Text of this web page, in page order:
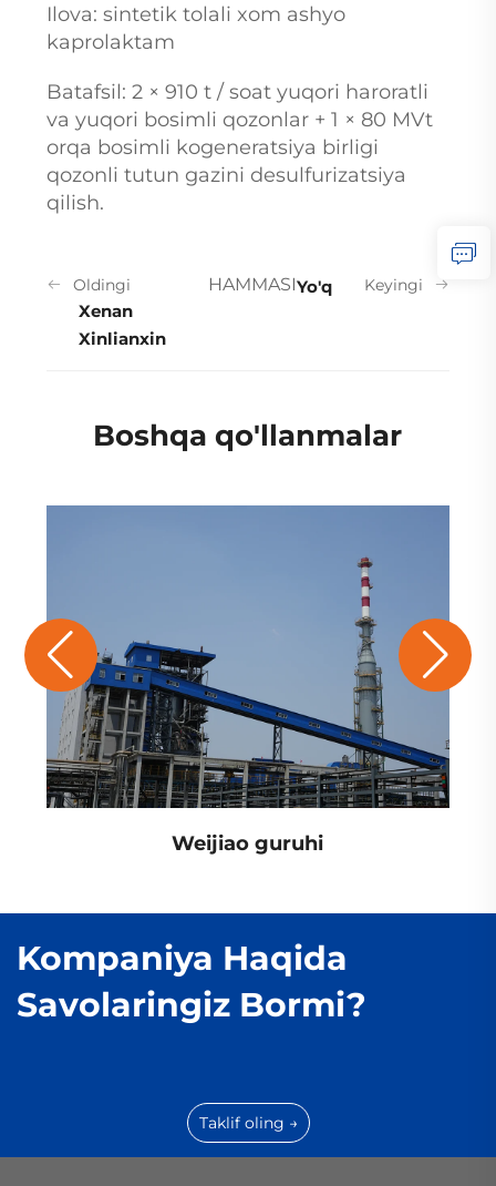
Ilova: sintetik tolali xom ashyo
kaprolaktam
Batafsil: 2 × 910 t / soat yuqori haroratli
va yuqori bosimli qozonlar + 1 × 80 MVt
orqa bosimli kogeneratsiya birligi
qozonli tutun gazini desulfurizatsiya
qilish.
Oldingi
Xenan
Xinlianxin
HAMMASI Keyingi
Yo'q
Boshqa qo'llanmalar
Weijiao guruhi
Kompaniya Haqida
Savolaringiz Bormi?
Taklif oling →